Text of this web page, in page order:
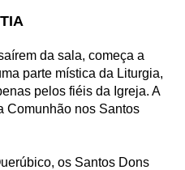
da sala, começa a
parte mística da Liturgia,
pelos fiéis da Igreja. A
Comunhão nos Santos
os Santos Dons